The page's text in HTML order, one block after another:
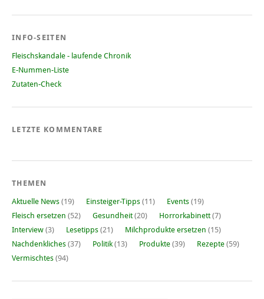
INFO-SEITEN
Fleischskandale - laufende Chronik
E-Nummen-Liste
Zutaten-Check
LETZTE KOMMENTARE
THEMEN
Aktuelle News (19) Einsteiger-Tipps (11) Events (19)
Fleisch ersetzen (52) Gesundheit (20) Horrorkabinett (7)
Interview (3) Lesetipps (21) Milchprodukte ersetzen (15)
Nachdenkliches (37) Politik (13) Produkte (39) Rezepte (59)
Vermischtes (94)